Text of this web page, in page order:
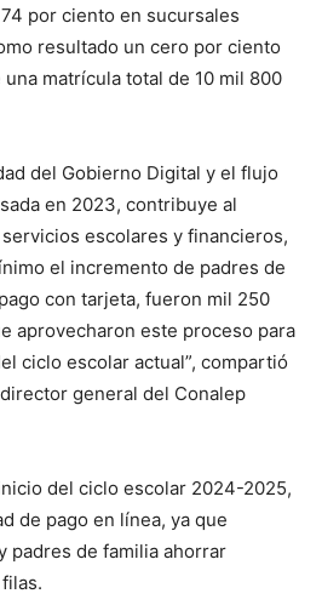
por ciento en sucursales
resultado un cero por ciento
matrícula total de 10 mil 800
del Gobierno Digital y el flujo
en 2023, contribuye al
escolares y financieros,
el incremento de padres de
con tarjeta, fueron mil 250
aprovecharon este proceso para
ciclo escolar actual”, compartió
general del Conalep
del ciclo escolar 2024-2025,
de pago en línea, ya que
padres de familia ahorrar